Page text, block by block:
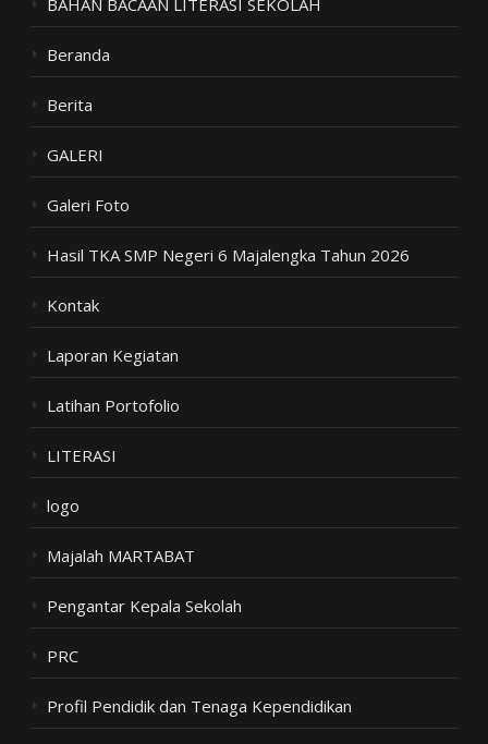
BAHAN BACAAN LITERASI SEKOLAH
Beranda
Berita
GALERI
Galeri Foto
Hasil TKA SMP Negeri 6 Majalengka Tahun 2026
Kontak
Laporan Kegiatan
Latihan Portofolio
LITERASI
logo
Majalah MARTABAT
Pengantar Kepala Sekolah
PRC
Profil Pendidik dan Tenaga Kependidikan